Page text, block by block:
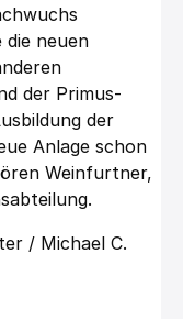
neuen
der Primus-
der
Anlage schon
Weinfurtner,
/ Michael C.